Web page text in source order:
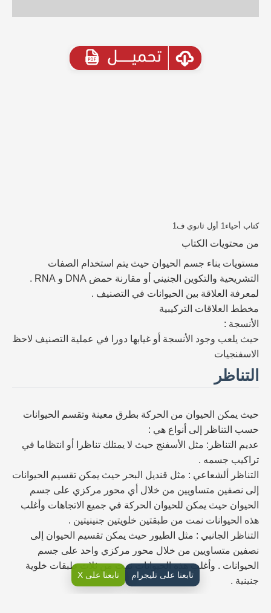
كتاب أحياء1 أول ثانوي ف1
من محتويات الكتاب
مستويات بناء جسم الحيوان حيث يتم استخدام الصفات
التشريحية والتكوين الجنيني أو مقارنة حمض DNA و RNA .
لمعرفة العلاقة بين الحيوانات في التصنيف .
مخطط العلاقات التركيبية
الأنسجة :
حيث يلعب وجود الأنسجة أو غيابها دورا في عملية التصنيف لاحظ
الاسفنجيات
التناظر
حيث يمكن الحيوان من الحركة بطرق معينة وتقسم الحيوانات
حسب التناظر إلى أنواع هي :
عديم التناظر: مثل الأسفنج حيث لا يمتلك تناظرا أو انتظاما في
تراكيب جسمه .
التناظر ألشعاعي : مثل قنديل البحر حيث يمكن تقسيم الحيوانات
إلى نصفين متساويين من خلال أي محور مركزي على جسم
الحيوان حيث يمكن للحيوان الحركة في جميع الاتجاهات وأغلب
هذه الحيوانات نمت من طبقتين خلويتين جنينيتين .
التناظر الجانبي : مثل الطيور حيث يمكن تقسيم الحيوان إلى
نصفين متساويين من خلال محور مركزي واحد على جسم
الحيوانات . وأغلب هذه الحيوانات نمت من ثلاث طبقات خلوية
جنينية .
تابعنا على تليجرام تابعنا على X